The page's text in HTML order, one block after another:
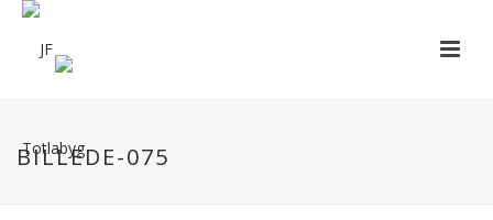
BILLEDE-075